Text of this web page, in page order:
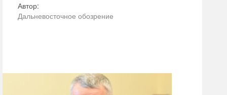
Автор:
Дальневосточное обозрение